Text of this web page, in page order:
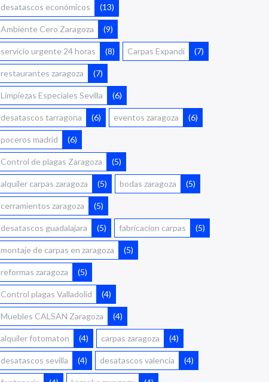
desatascos económicos (13)
Ambiente Cero Zaragoza (9)
servicio urgente 24 horas (8) Carpas Expandi (7)
restaurantes zaragoza (7)
Limpiezas Especiales Sevilla (6)
desatascos tarragona (6) eventos zaragoza (6)
poceros madrid (6)
Control de plagas Zaragoza (5)
alquiler carpas zaragoza (5) bodas zaragoza (5)
cerramientos zaragoza (5)
desatascos guadalajara (5) fabricacion carpas (5)
montaje de carpas en zaragoza (5)
reformas zaragoza (5)
Control plagas Valladolid (4)
Muebles CALSAN Zaragoza (4)
alquiler fotomaton (4) carpas zaragoza (4)
desatascos sevilla (4) desatascos valencia (4)